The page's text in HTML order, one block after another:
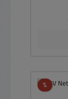
%Rabatt